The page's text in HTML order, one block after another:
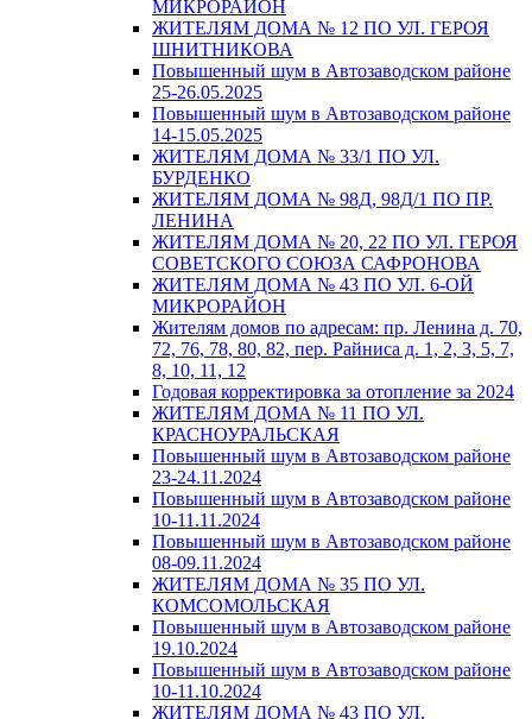
МИКРОРАЙОН
ЖИТЕЛЯМ ДОМА № 12 ПО УЛ. ГЕРОЯ
ШНИТНИКОВА
Повышенный шум в Автозаводском районе
25-26.05.2025
Повышенный шум в Автозаводском районе
14-15.05.2025
ЖИТЕЛЯМ ДОМА № 33/1 ПО УЛ.
БУРДЕНКО
ЖИТЕЛЯМ ДОМА № 98Д, 98Д/1 ПО ПР.
ЛЕНИНА
ЖИТЕЛЯМ ДОМА № 20, 22 ПО УЛ. ГЕРОЯ
СОВЕТСКОГО СОЮЗА САФРОНОВА
ЖИТЕЛЯМ ДОМА № 43 ПО УЛ. 6-ОЙ
МИКРОРАЙОН
Жителям домов по адресам: пр. Ленина д. 70,
72, 76, 78, 80, 82, пер. Райниса д. 1, 2, 3, 5, 7,
8, 10, 11, 12
Годовая корректировка за отопление за 2024
ЖИТЕЛЯМ ДОМА № 11 ПО УЛ.
КРАСНОУРАЛЬСКАЯ
Повышенный шум в Автозаводском районе
23-24.11.2024
Повышенный шум в Автозаводском районе
10-11.11.2024
Повышенный шум в Автозаводском районе
08-09.11.2024
ЖИТЕЛЯМ ДОМА № 35 ПО УЛ.
КОМСОМОЛЬСКАЯ
Повышенный шум в Автозаводском районе
19.10.2024
Повышенный шум в Автозаводском районе
10-11.10.2024
ЖИТЕЛЯМ ДОМА № 43 ПО УЛ.